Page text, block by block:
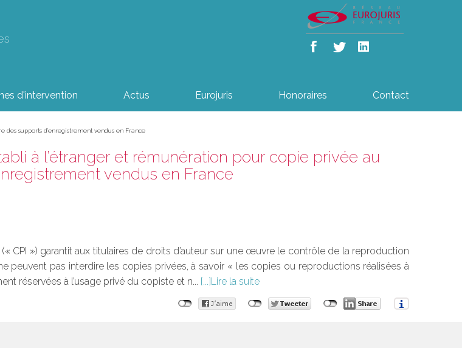
d'intervention Actus Eurojuris Honoraires Contact
supports d’enregistrement vendus en France
à l’étranger et rémunération pour copie privée au
vendus en France
CPI ») garantit aux titulaires de droits d’auteur sur une œuvre le contrôle de la reproduction
peuvent pas interdire les copies privées, à savoir « les copies ou reproductions réalisées à
réservées à l’usage privé du copiste et n...
Lire la suite